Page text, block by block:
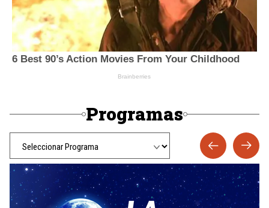
Programas